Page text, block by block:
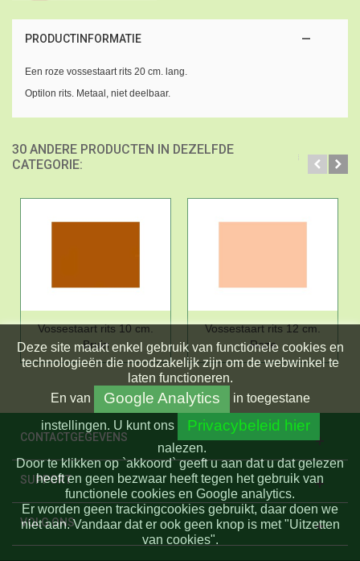
PRODUCTINFORMATIE
Een roze vossestaart rits 20 cm. lang.
Optilon rits. Metaal, niet deelbaar.
30 ANDERE PRODUCTEN IN DEZELFDE
CATEGORIE:
Vossestaart rits 10 cm.
Bruin
Vossestaart rits 12 cm.
Roze
CONTACTGEGEVENS
SUPPORT
VOLG ONS
Deze site maakt enkel gebruik van functionele cookies en
technologieën die noodzakelijk zijn om de webwinkel te
laten functioneren.
En van Google Analytics
in toegestane
instellingen. U kunt ons Privacybeleid hier
nalezen.
Door te klikken op `akkoord` geeft u aan dat u dat gelezen
heeft en geen bezwaar heeft tegen het gebruik van
functionele cookies en Google analytics.
Er worden geen trackingcookies gebruikt, daar doen we
niet aan. Vandaar dat er ook geen knop is met "Uitzetten
van cookies".